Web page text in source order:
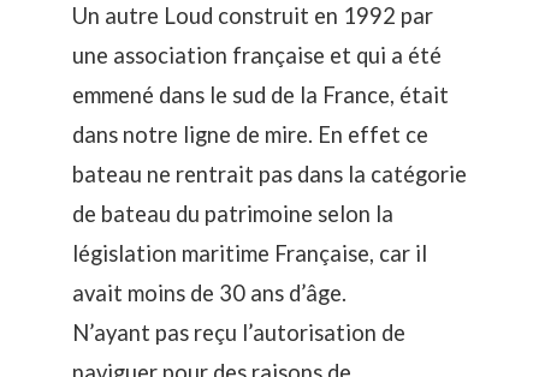
Un autre Loud construit en 1992 par
une association française et qui a été
emmené dans le sud de la France, était
dans notre ligne de mire. En effet ce
bateau ne rentrait pas dans la catégorie
de bateau du patrimoine selon la
législation maritime Française, car il
avait moins de 30 ans d’âge.
N’ayant pas reçu l’autorisation de